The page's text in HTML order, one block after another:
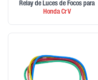
Relay de Luces de Focos para
HondaCr V